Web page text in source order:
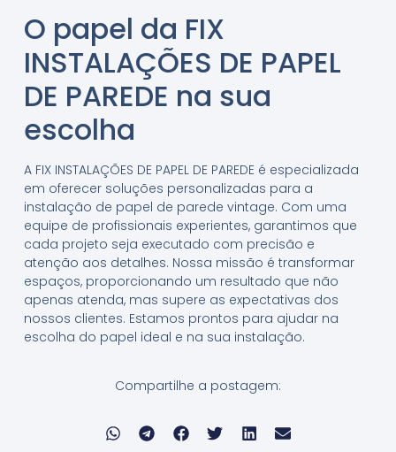
O papel da FIX
INSTALAÇÕES DE PAPEL
DE PAREDE na sua
escolha
A FIX INSTALAÇÕES DE PAPEL DE PAREDE é especializada
em oferecer soluções personalizadas para a
instalação de papel de parede vintage. Com uma
equipe de profissionais experientes, garantimos que
cada projeto seja executado com precisão e
atenção aos detalhes. Nossa missão é transformar
espaços, proporcionando um resultado que não
apenas atenda, mas supere as expectativas dos
nossos clientes. Estamos prontos para ajudar na
escolha do papel ideal e na sua instalação.
Compartilhe a postagem: